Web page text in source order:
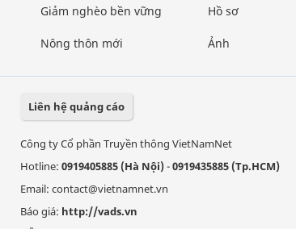
Giảm nghèo bền vững
Nông thôn mới
Hồ sơ
Ảnh
Liên hệ quảng cáo
Công ty Cổ phần Truyền thông VietNamNet
Hotline: 0919405885 (Hà Nội)-0919435885 (Tp.HCM)
Email: contact@vietnamnet.vn
Báo giá: http://vads.vn